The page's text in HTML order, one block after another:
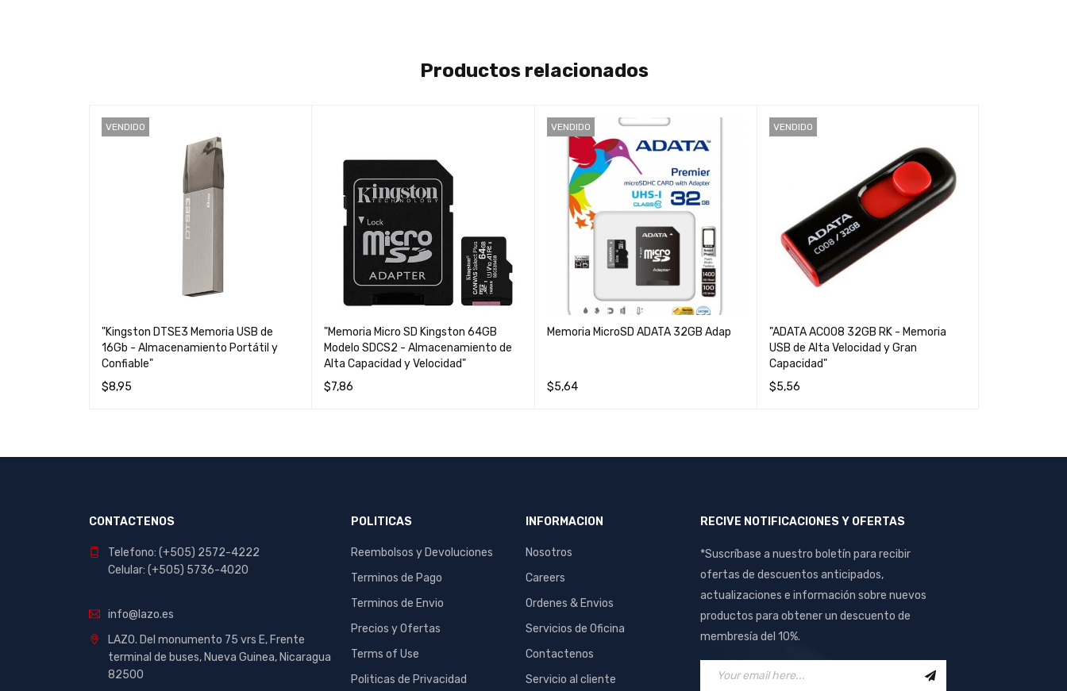
Productos relacionados
VENDIDO
"Kingston DTSE3 Memoria USB de
16Gb - Almacenamiento Portátil y
Confiable"
$8,95
"Memoria Micro SD Kingston 64GB
Modelo SDCS2 - Almacenamiento de
Alta Capacidad y Velocidad"
$7,86
VENDIDO
Memoria MicroSD ADATA 32GB Adap
$5,64
VENDIDO
"ADATA AC008 32GB RK - Memoria
USB de Alta Velocidad y Gran
Capacidad"
$5,56
CONTACTENOS
Telefono: (+505) 2572-4222
Celular: (+505) 5736-4020
info@lazo.es
LAZO. Del monumento 75 vrs E, Frente
terminal de buses, Nueva Guinea, Nicaragua
82500
POLITICAS
Reembolsos y Devoluciones
Terminos de Pago
Terminos de Envio
Precios y Ofertas
Terms of Use
Politicas de Privacidad
INFORMACION
Nosotros
Careers
Ordenes & Envios
Servicios de Oficina
Contactenos
Servicio al cliente
RECIVE NOTIFICACIONES Y OFERTAS
*Suscríbase a nuestro boletín para recibir
ofertas de descuentos anticipados,
actualizaciones e información sobre nuevos
productos para obtener un descuento de
membresía del 10%.